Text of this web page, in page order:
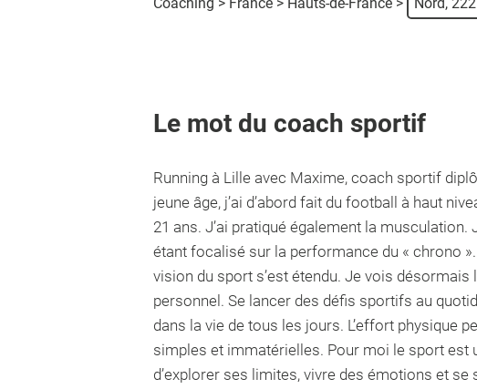
Le mot du coach sportif
Running à Lille avec Maxime, coach sportif
jeune âge, j’ai d’abord fait du football à haut
21 ans. J’ai pratiqué également la musculation.
étant focalisé sur la performance du « chrono
vision du sport s’est étendu. Je vois
personnel. Se lancer des défis sportifs au
dans la vie de tous les jours. L’effort physique
simples et immatérielles. Pour moi le sport est
d’explorer ses limites, vivre des émotions et